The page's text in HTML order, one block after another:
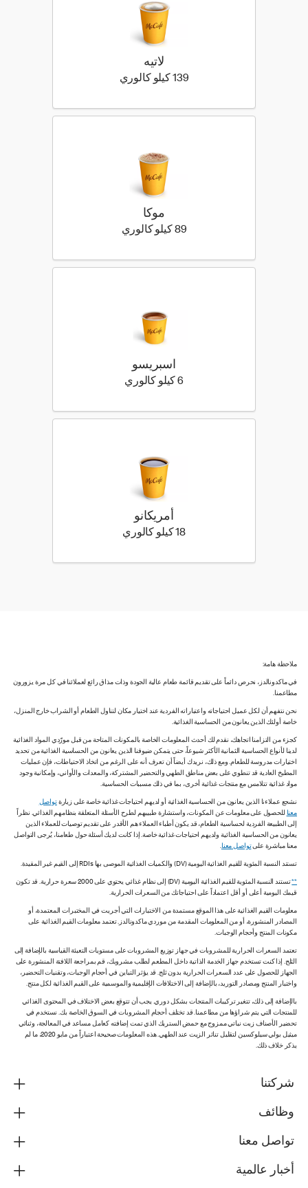
لاتيه
139 كيلو كالوري
موكا
89 كيلو كالوري
اسبريسو
6 كيلو كالوري
أمريكانو
18 كيلو كالوري 18 كيلو سعرة حرارية
ملاحظة هامة:
في ماكدونالدز، نحرص دائماً على تقديم قائمة طعام عالية الجودة وذات مذاق رائع لعملائنا في كل مرة يزورون
مطاعمنا.
نحن نتفهم أن لكل عميل احتياجاته واعتباراته الفردية عند اختيار مكان لتناول الطعام أو الشراب خارج المنزل،
خاصة أولئك الذين يعانون من الحساسية الغذائية.
كجزء من التزامنا اتجاهك، نقدم لك أحدث المعلومات الخاصة بالمكونات المتاحة من قبل مورّدي المواد الغذائية
لدينا لأنواع الحساسية الثمانية الأكثر شيوعاً، حتى يتمكن ضيوفنا الذين يعانون من الحساسية الغذائية من تحديد
اختيارات مدروسة للطعام. ومع ذلك، نريدك أيضاً أن تعرف أنه على الرغم من اتخاذ الاحتياطات، فإن عمليات
المطبخ العادية قد تنطوي على بعض مناطق الطهي والتحضير المشتركة، والمعدات والأواني، وإمكانية وجود
مواد غذائية تتلامس مع منتجات غذائية أخرى، بما في ذلك مسببات الحساسية.
نشجع عملاءنا الذين يعانون من الحساسية الغذائية أو لديهم احتياجات غذائية خاصة على زيارةتواصل
معنا للحصول على معلومات عن المكونات، واستشارة طبيبهم لطرح الأسئلة المتعلقة بنظامهم الغذائي. نظراً
إلى الطبيعة الفردية لحساسية الطعام، قد يكون أطباء العملاء هم الأقدر على تقديم توصيات للعملاء الذين
يعانون من الحساسية الغذائية ولديهم احتياجات غذائية خاصة. إذا كانت لديك أسئلة حول طعامنا، يُرجى التواصل
معنا مباشرة علىتواصل معنا.
تستند النسبة المئوية للقيم الغذائية اليومية (DV) والكميات الغذائية الموصى بها RDIs إلى القيم غير المقيدة.
**
تستند النسبة المئوية للقيم الغذائية اليومية (DV) إلى نظام غذائي يحتوي على 2000 سعرة حرارية. قد تكون
قيمك اليومية أعلى أو أقل اعتماداً على احتياجاتك من السعرات الحرارية.
معلومات القيم الغذائية على هذا الموقع مستمدة من الاختبارات التي أجريت في المختبرات المعتمدة، أو
المصادر المنشورة، أو من المعلومات المقدمة من موردي ماكدونالدز. تعتمد معلومات القيم الغذائية على
مكونات المنتج وأحجام الوجبات.
تعتمد السعرات الحرارية للمشروبات في جهاز توزيع المشروبات على مستويات التعبئة القياسية بالإضافة إلى
الثلج. إذا كنت تستخدم جهاز الخدمة الذاتية داخل المطعم لطلب مشروبك، قم بمراجعة اللافتة المنشورة على
الجهاز للحصول على عدد السعرات الحرارية بدون ثلج. قد يؤثر التباين في أحجام الوجبات، وتقنيات التحضير،
واختبار المنتج ومصادر التوريد، بالإضافة إلى الاختلافات الإقليمية والموسمية على القيم الغذائية لكل منتج.
بالإضافة إلى ذلك، تتغير تركيبات المنتجات بشكل دوري. يجب أن تتوقع بعض الاختلاف في المحتوى الغذائي
للمنتجات التي يتم شراؤها من مطاعمنا. قد تختلف أحجام المشروبات في السوق الخاصة بك. نستخدم في
تحضير الأصناف زيت نباتي ممزوج مع حمض الستريك الذي تمت إضافته كعامل مساعد في المعالجة، وثنائي
ميثيل بولي سيلوكسين لتقليل تناثر الزيت عند الطهي. هذه المعلومات صحيحة اعتباراً من مايو 2020، ما لم
يذكر خلاف ذلك.
شركتنا
وظائف
تواصل معنا
أخبار عالمية